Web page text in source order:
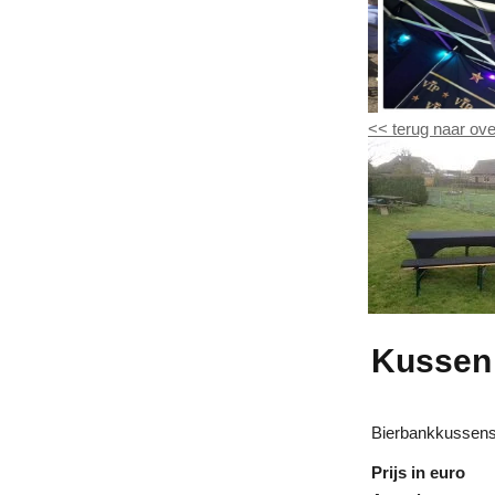
<< terug naar
Prijs in euro